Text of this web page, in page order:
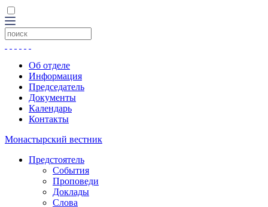
Об отделе
Информация
Председатель
Документы
Календарь
Контакты
Монастырский вестник
Предстоятель
События
Проповеди
Доклады
Слова